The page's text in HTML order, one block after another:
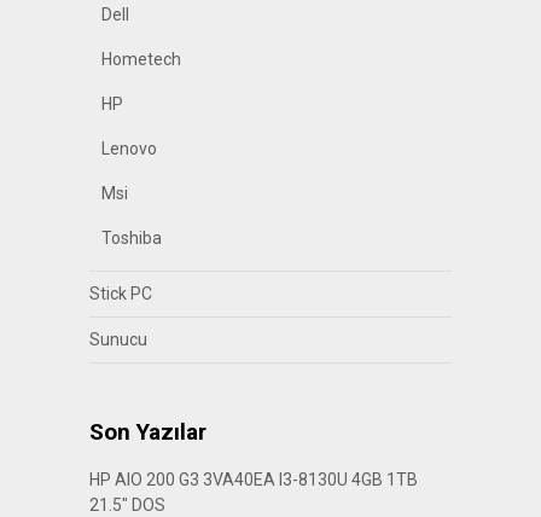
Dell
Hometech
HP
Lenovo
Msi
Toshiba
Stick PC
Sunucu
Son Yazılar
HP AIO 200 G3 3VA40EA I3-8130U 4GB 1TB
21.5″ DOS